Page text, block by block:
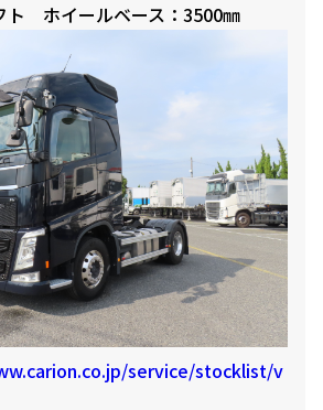
ホイールベース：3500㎜
service/stocklist/v